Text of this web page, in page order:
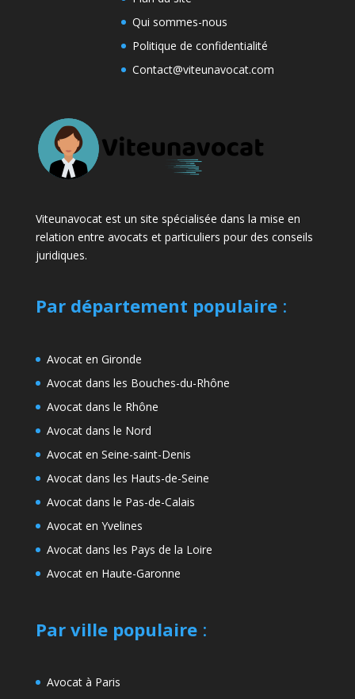
Qui sommes-nous
Politique de confidentialité
Contact@viteunavocat.com
Viteunavocat est un site spécialisée dans la mise en
relation entre avocats et particuliers pour des conseils
juridiques.
Par département populaire:
Avocat en Gironde
Avocat dans les Bouches-du-Rhône
Avocat dans le Rhône
Avocat dans le Nord
Avocat en Seine-saint-Denis
Avocat dans les Hauts-de-Seine
Avocat dans le Pas-de-Calais
Avocat en Yvelines
Avocat dans les Pays de la Loire
Avocat en Haute-Garonne
Par ville populaire:
Avocat à Paris